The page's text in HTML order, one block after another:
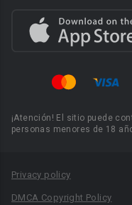
¡Atención! El sitio puede
personas menores de 18
Privacy policy
DMCA Copyright Policy